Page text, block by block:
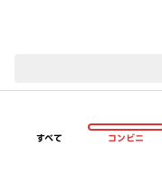
すべて コンビニ